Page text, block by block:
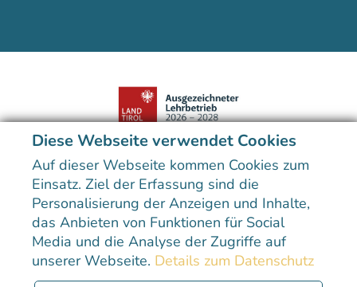
Der Preis unterstreicht die hohe Qualität der kulinarischen
Sitemap Datenschutzerklärung Impressum Erklärung zur Barrierefreiheit
Diese Webseite verwendet Cookies
Auf dieser Webseite kommen Cookies zum
Einsatz. Ziel der Erfassung sind die
Personalisierung der Anzeigen und Inhalte,
das Anbieten von Funktionen für Social
Media und die Analyse der Zugriffe auf
unserer Webseite. Details zum Datenschutz